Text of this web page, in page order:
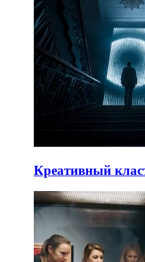
Креативный